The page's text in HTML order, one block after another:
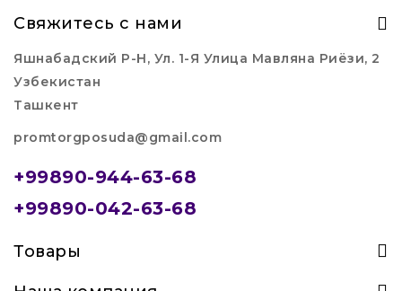
Свяжитесь с нами
Яшнабадский Р-Н, Ул. 1-Я Улица Мавляна Риёзи, 2
Узбекистан
Ташкент
promtorgposuda@gmail.com
+99890-944-63-68
+99890-042-63-68
Товары